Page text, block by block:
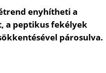
enyhítheti a
a peptikus fekélyek
párosulva.